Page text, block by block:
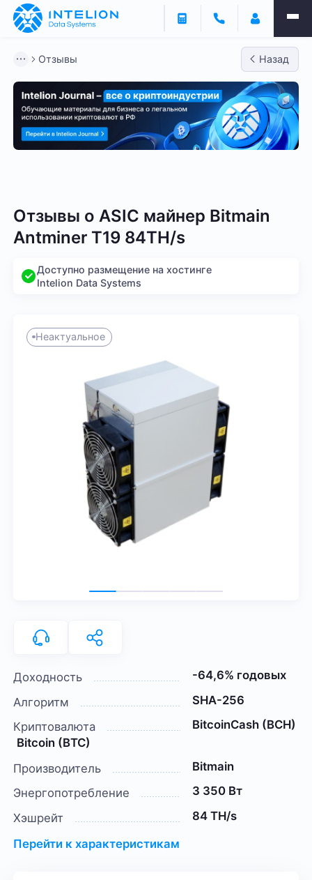
Отзывы Назад
Отзывы о ASIC майнер Bitmain
Antminer T19 84TH/s
Доступно размещение на хостинге
Intelion Data Systems
Неактуальное
Доходность
-64,6% годовых
Алгоритм
SHA-256
Криптовалюта
BitcoinCash (BCH)
Bitcoin (BTC)
Производитель
Bitmain
Энергопотребление
3 350 Вт
Хэшрейт
84 TH/s
Перейти к характеристикам